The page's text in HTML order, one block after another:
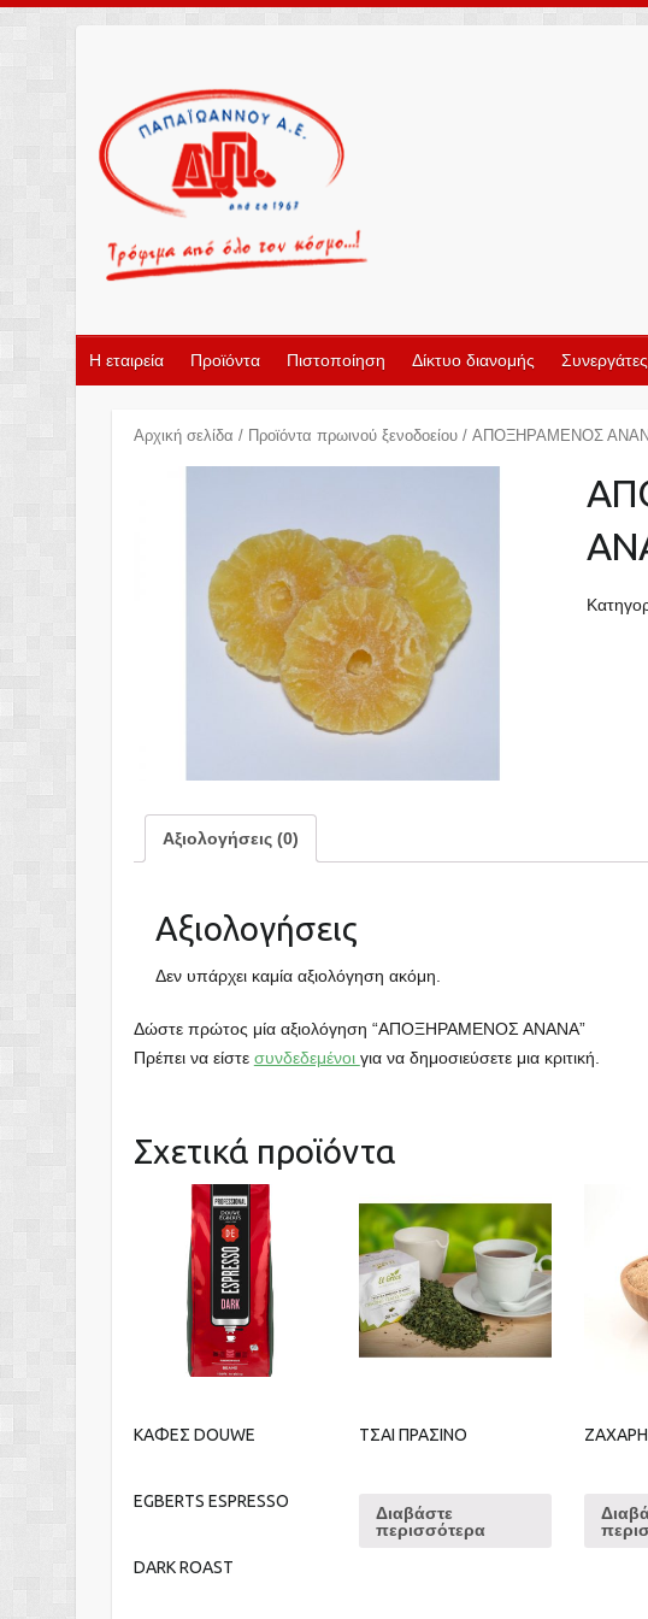
Η εταιρεία Προϊόντα Πιστοποίηση Δίκτυο διανομής Συνεργάτες
Αρχική σελίδα / Προϊόντα πρωινού ξενοδοείου/ ΑΠΟΞΗΡΑΜΕΝΟΣ
Αξιολογήσεις (0)
Αξιολογήσεις
Δεν υπάρχει καμία αξιολόγηση ακόμη.
Δώστε πρώτος μία αξιολόγηση “ΑΠΟΞΗΡΑΜΕΝΟΣ ΑΝΑΝΑ”
Πρέπει να είστε συνδεδεμένοι για να δημοσιεύσετε μια κριτική.
Σχετικά προϊόντα
ΚΑΦΕΣ DOUWE
EGBERTS ESPRESSO
DARK ROAST
ΤΣΑΙ ΠΡΑΣΙΝΟ
Διαβάστε
περισσότερα